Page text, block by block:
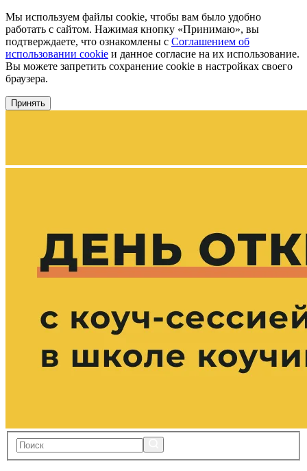
Мы используем файлы cookie, чтобы вам было удобно
работать с сайтом. Нажимая кнопку «Принимаю», вы
подтверждаете, что ознакомлены с Соглашением об
использовании cookie и данное согласие на их использование.
Вы можете запретить сохранение cookie в настройках своего
браузера.
Принять